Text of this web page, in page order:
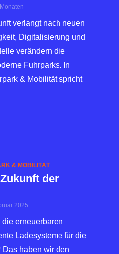
verlangt nach neuen
Digitalisierung und
verändern die
Fuhrparks. In
& Mobilität spricht
& MOBILITÄT
der
2025
erneuerbaren
Ladesysteme für die
Das haben wir den